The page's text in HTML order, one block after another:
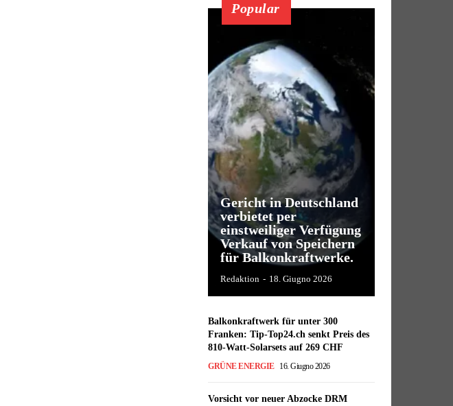
Popular
Gericht in Deutschland
verbietet per
einstweiliger Verfügung
Verkauf von Speichern
für Balkonkraftwerke.
Redaktion - 18. Giugno 2026
Balkonkraftwerk für unter 300
Franken: Tip-Top24.ch senkt Preis des
810-Watt-Solarsets auf 269 CHF
GRÜNE ENERGIE 16. Giugno 2026
Vorsicht vor neuer Abzocke DRM